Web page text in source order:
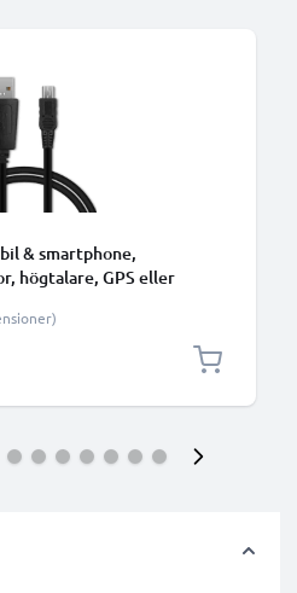
& smartphone,
högtalare, GPS eller